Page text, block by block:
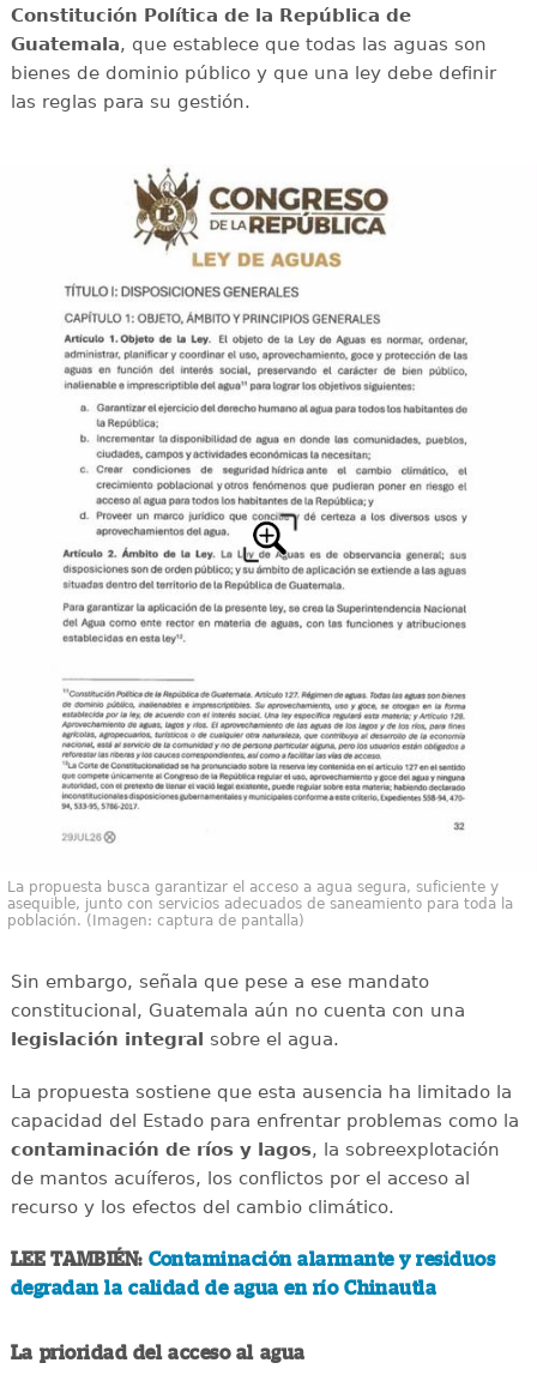
Constitución Política de la República de
Guatemala, que establece que todas las aguas son
bienes de dominio público y que una ley debe definir
las reglas para su gestión.
La propuesta busca garantizar el acceso a agua segura, suficiente y
asequible, junto con servicios adecuados de saneamiento para toda la
población. (Imagen: captura de pantalla)
Sin embargo, señala que pese a ese mandato
constitucional, Guatemala aún no cuenta con una
legislación integral sobre el agua.
La propuesta sostiene que esta ausencia ha limitado la
capacidad del Estado para enfrentar problemas como la
contaminación de ríos y lagos, la sobreexplotación
de mantos acuíferos, los conflictos por el acceso al
recurso y los efectos del cambio climático.
LEE TAMBIÉN: Contaminación alarmante y residuos
degradan la calidad de agua en río Chinautla
La prioridad del acceso al agua